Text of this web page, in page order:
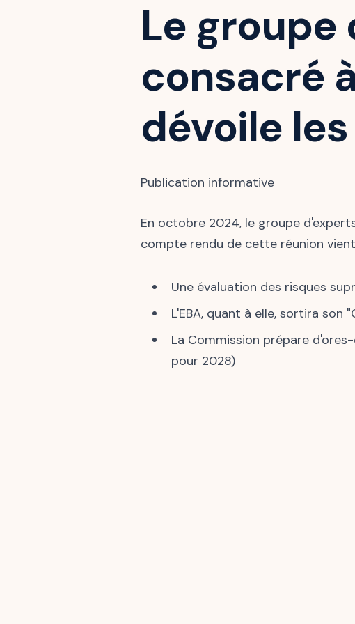
Le
consacré
dévoile
Publication informative
En octobre 2024, le groupe
compte rendu de cette réunion
Une évaluation des risques
L'EBA, quant à elle, sortira son
La Commission prépare
pour 2028)